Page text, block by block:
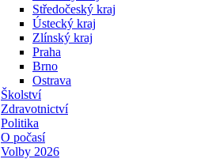
Středočeský kraj
Ústecký kraj
Zlínský kraj
Praha
Brno
Ostrava
Školství
Zdravotnictví
Politika
O počasí
Volby 2026